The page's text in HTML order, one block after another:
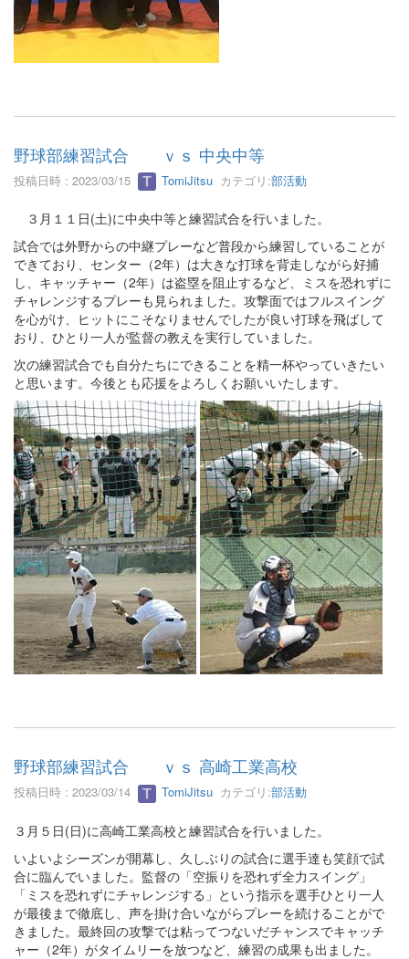
野球部練習試合 ｖｓ 中央中等
投稿日時 : 2023/03/15 TomiJitsu カテゴリ:部活動
３月１１日(土)に中央中等と練習試合を行いました。
試合では外野からの中継プレーなど普段から練習していることが
できており、センター（2年）は大きな打球を背走しながら好捕
し、キャッチャー（2年）は盗塁を阻止するなど、ミスを恐れずに
チャレンジするプレーも見られました。攻撃面ではフルスイング
を心がけ、ヒットにこそなりませんでしたが良い打球を飛ばして
おり、ひとり一人が監督の教えを実行していました。
次の練習試合でも自分たちにできることを精一杯やっていきたい
と思います。今後とも応援をよろしくお願いいたします。
野球部練習試合 ｖｓ 高崎工業高校
投稿日時 : 2023/03/14 TomiJitsu カテゴリ:部活動
３月５日(日)に高崎工業高校と練習試合を行いました。
いよいよシーズンが開幕し、久しぶりの試合に選手達も笑顔で試
合に臨んでいました。監督の「空振りを恐れず全力スイング」
「ミスを恐れずにチャレンジする」という指示を選手ひとり一人
が最後まで徹底し、声を掛け合いながらプレーを続けることがで
きました。最終回の攻撃では粘ってつないだチャンスでキャッチ
ャー（2年）がタイムリーを放つなど、練習の成果も出ました。